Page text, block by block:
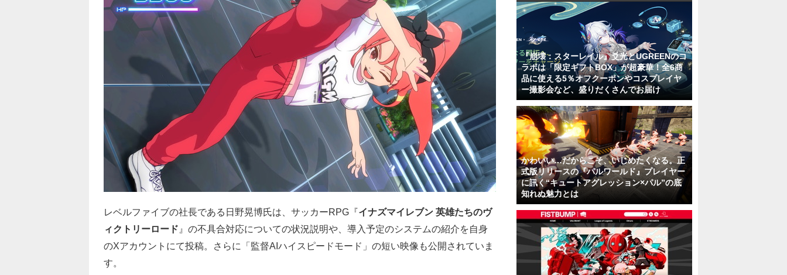
レベルファイブの社長である日野晃博氏は、サッカーRPG『イナズマイレブン 英雄たちのヴ
ィクトリーロード 』の不具合対応についての状況説明や、導入予定のシステムの紹介を自身
のXアカウントにて投稿。さらに「監督AIハイスピードモード」の短い映像も公開されていま
す。
『崩壊：スターレイル』爻光とUGREENのコ
ラボは「限定ギフトBOX」が超豪華！全6商
品に使える5％オフクーポンやコスプレイヤ
ー撮影会など、盛りだくさんでお届け
かわいい…だからこそ、いじめたくなる。正
式版リリースの『パルワールド』プレイヤー
に訊く“キュートアグレッション×パル”の底
知れぬ魅力とは